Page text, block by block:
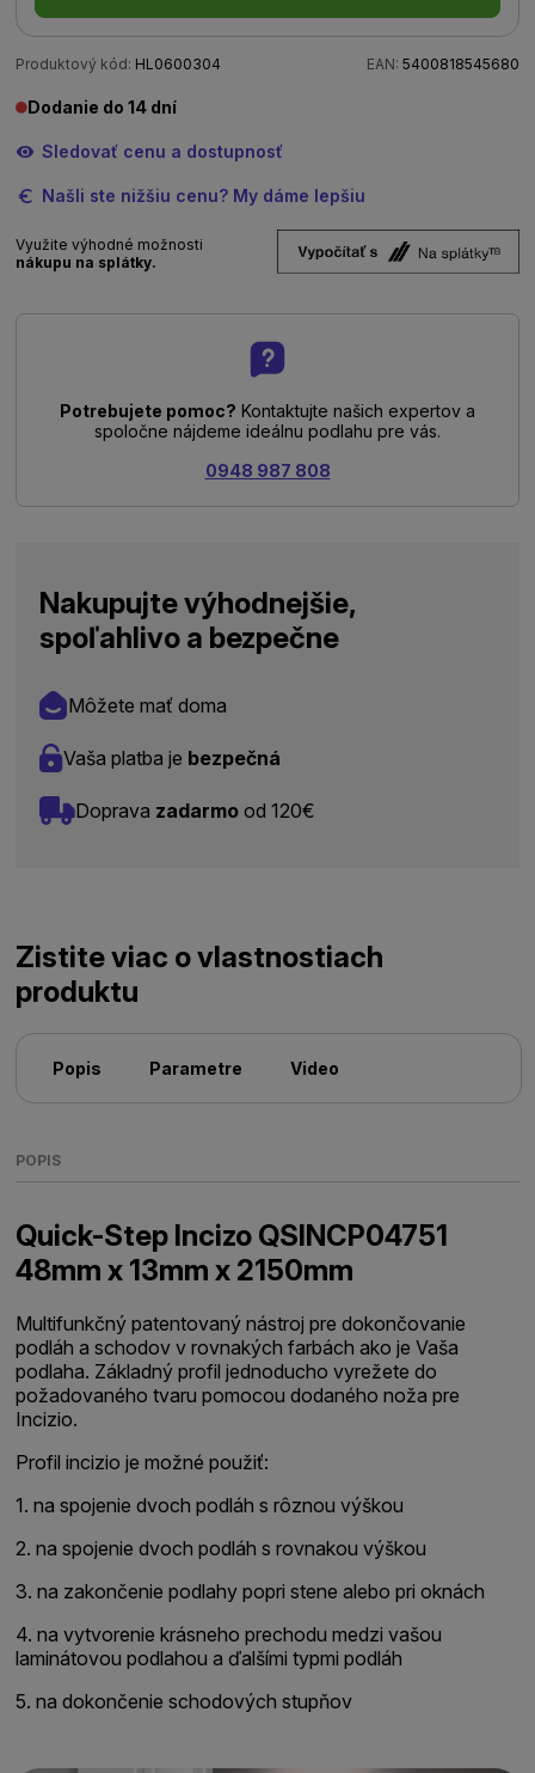
Produktový kód: HL0600304 EAN: 5400818545680
Dodanie do 14 dní
Sledovať cenu a dostupnosť
Našli ste nižšiu cenu? My dáme lepšiu
Využite výhodné možnosti
nákupu na splátky.
Potrebujete pomoc? Kontaktujte našich expertov a
spoločne nájdeme ideálnu podlahu pre vás.
0948 987 808
Nakupujte výhodnejšie,
spoľahlivo a bezpečne
Môžete mať doma
Vaša platba je bezpečná
Doprava zadarmo od 120€
Zistite viac o vlastnostiach
produktu
Popis Parametre Video
POPIS
Quick-Step Incizo QSINCP04751
48mm x 13mm x 2150mm
Multifunkčný patentovaný nástroj pre dokončovanie
podláh a schodov v rovnakých farbách ako je Vaša
podlaha. Základný profil jednoducho vyrežete do
požadovaného tvaru pomocou dodaného noža pre
Incizio.
Profil incizio je možné použiť:
1. na spojenie dvoch podláh s rôznou výškou
2. na spojenie dvoch podláh s rovnakou výškou
3. na zakončenie podlahy popri stene alebo pri oknách
4. na vytvorenie krásneho prechodu medzi vašou
laminátovou podlahou a ďalšími typmi podláh
5. na dokončenie schodových stupňov